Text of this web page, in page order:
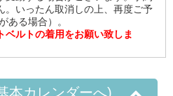
。いったん取消しの上、再度ご予
ある場合）。
ベルトの着用をお願い致しま
本カレンダーへ)